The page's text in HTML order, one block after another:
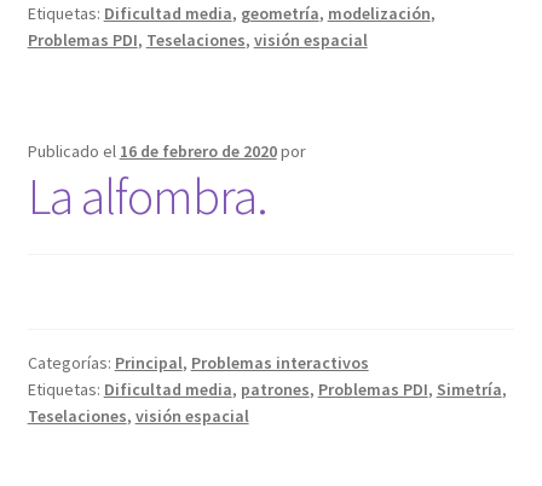
Etiquetas: Dificultad media, geometría, modelización,
Problemas PDI, Teselaciones, visión espacial
Publicado el 16 de febrero de 2020por
La alfombra.
Categorías: Principal, Problemas interactivos
Etiquetas: Dificultad media, patrones, Problemas PDI, Simetría,
Teselaciones, visión espacial